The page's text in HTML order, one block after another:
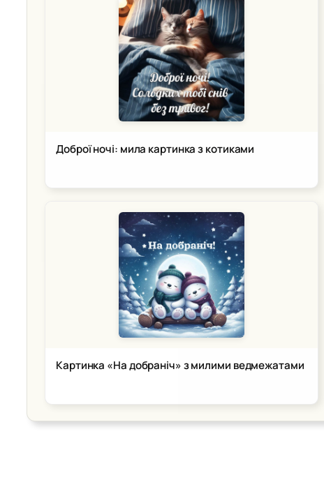
Доброї ночі: мила картинка з котиками
Картинка «На добраніч» з милими ведмежатами